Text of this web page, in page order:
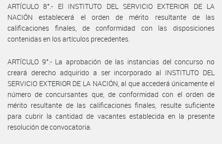
ARTÍCULO 8°.- El INSTITUTO DEL SERVICIO EXTERIOR DE LA
NACIÓN establecerá el orden de mérito resultante de las
calificaciones finales, de conformidad con las disposiciones
contenidas en los artículos precedentes.
ARTÍCULO 9°.- La aprobación de las instancias del concurso no
creará derecho adquirido a ser incorporado al INSTITUTO DEL
SERVICIO EXTERIOR DE LA NACIÓN, al que accederá únicamente el
número de concursantes que, de conformidad con el orden de
mérito resultante de las calificaciones finales, resulte suficiente
para cubrir la cantidad de vacantes establecida en la presente
resolución de convocatoria.